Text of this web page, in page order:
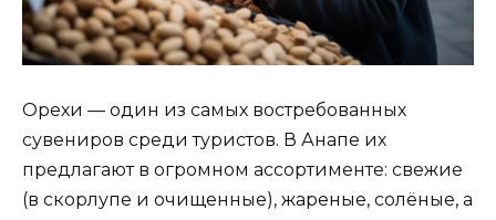
Орехи — один из самых востребованных
сувениров среди туристов. В Анапе их
предлагают в огромном ассортименте: свежие
(в скорлупе и очищенные), жареные, солёные, а